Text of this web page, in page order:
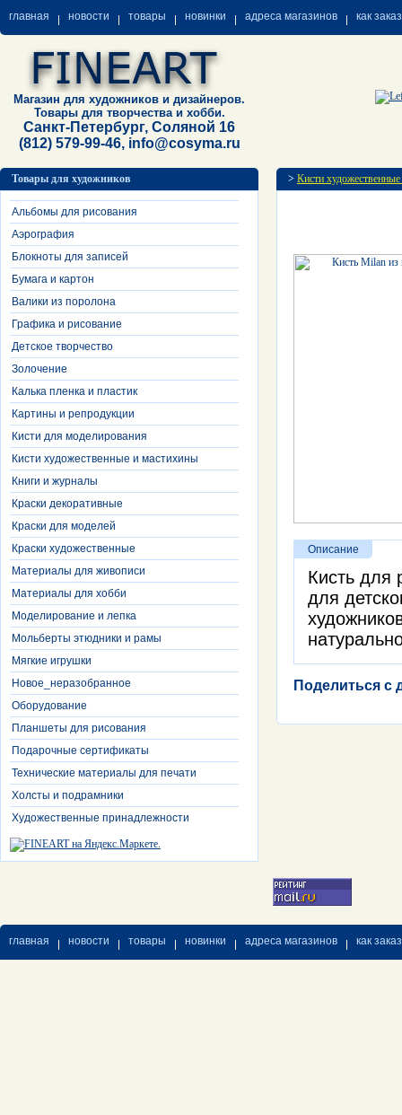
главная новости товары новинки адреса магазинов как
Магазин для художников и дизайнеров.
Товары для творчества и хобби.
Санкт-Петербург, Соляной 16
(812) 579-99-46, info@cosyma.ru
Товары для художников
Альбомы для рисования
Аэрография
Блокноты для записей
Бумага и картон
Валики из поролона
Графика и рисование
Детское творчество
Золочение
Калька пленка и пластик
Картины и репродукции
Кисти для моделирования
Кисти художественные и мастихины
Книги и журналы
Краски декоративные
Краски для моделей
Краски художественные
Материалы для живописи
Материалы для хобби
Моделирование и лепка
Мольберты этюдники и рамы
Мягкие игрушки
Новое_неразобранное
Оборудование
Планшеты для рисования
Подарочные сертификаты
Технические материалы для печати
Холсты и подрамники
Художественные принадлежности
> Кисти
Описание
Кисть для
для
Поделиться с
главная новости товары новинки адреса магазинов как